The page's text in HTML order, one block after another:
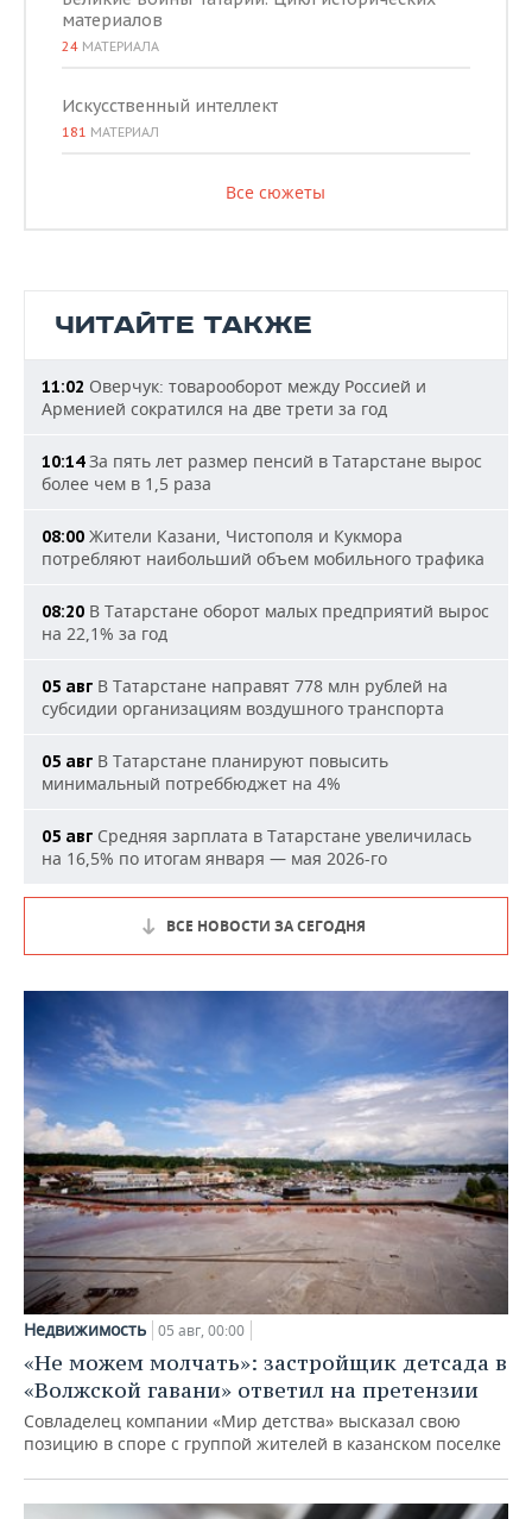
материалов
24 МАТЕРИАЛА
Искусственный интеллект
181 МАТЕРИАЛ
Все сюжеты
ЧИТАЙТЕ ТАКЖЕ
11:02 Оверчук: товарооборот между Россией и
Арменией сократился на две трети за год
10:14За пять лет размер пенсий в Татарстане вырос
более чем в 1,5 раза
08:00 Жители Казани, Чистополя и Кукмора
потребляют наибольший объем мобильного трафика
08:20 В Татарстане оборот малых предприятий вырос
на 22,1% за год
05 авг В Татарстане направят 778 млн рублей на
субсидии организациям воздушного транспорта
05 авг В Татарстане планируют повысить
минимальный потреббюджет на 4%
05 авг Средняя зарплата в Татарстане увеличилась
на 16,5% по итогам января — мая 2026-го
ВСЕ НОВОСТИ ЗА СЕГОДНЯ
Недвижимость 05 авг, 00:00
«Не можем молчать»: застройщик детсада в
«Волжской гавани» ответил на претензии
Совладелец компании «Мир детства» высказал свою
позицию в споре с группой жителей в казанском поселке